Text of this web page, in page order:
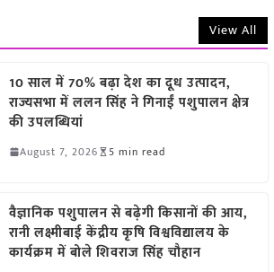
View All
10 साल में 70% बढ़ा देश का दूध उत्पादन,
राज्यसभा में ललन सिंह ने गिनाईं पशुपालन क्षेत्र
की उपलब्धियां
August 7, 2026 5 min read
वैज्ञानिक पशुपालन से बढ़ेगी किसानों की आय,
रानी लक्ष्मीबाई केंद्रीय कृषि विश्वविद्यालय के
कार्यक्रम में बोले शिवराज सिंह चौहान